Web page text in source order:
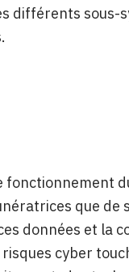
différents sous-
fonctionnement
que de
données et la
cyber